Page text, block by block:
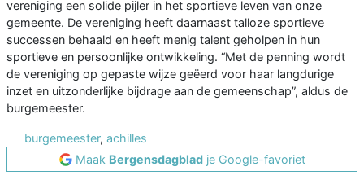
vereniging een solide pijler in het sportieve leven van onze
gemeente. De vereniging heeft daarnaast talloze sportieve
successen behaald en heeft menig talent geholpen in hun
sportieve en persoonlijke ontwikkeling. “Met de penning wordt
de vereniging op gepaste wijze geëerd voor haar langdurige
inzet en uitzonderlijke bijdrage aan de gemeenschap”, aldus de
burgemeester.
burgemeester, achilles
Maak Bergensdagbladje Google-favoriet